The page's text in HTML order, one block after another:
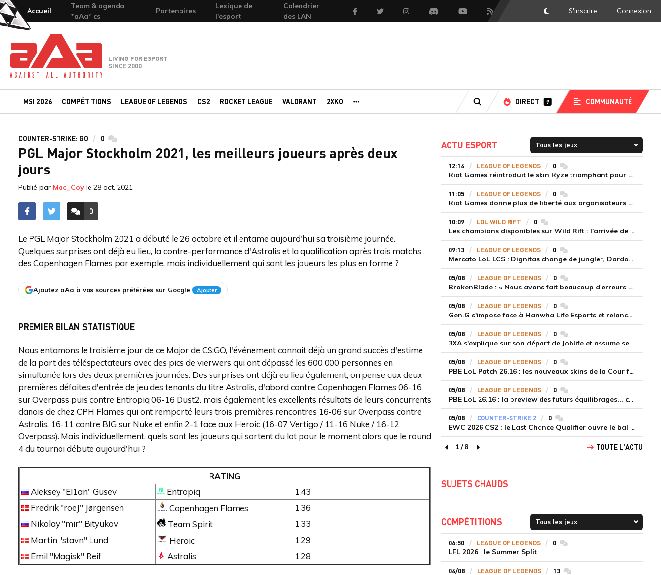
Accueil
Team & agenda
*aAa* cs
Partenaires
Lexique de
l'esport
Calendrier
des LAN
FacebookTwitter InstagramDiscord YoutubeFlux RSS DarkMode
S'inscrire Connexion
Team-aAa - against All authority
LIVING FOR ESPORT
SINCE 2000
MSI 2026 COMPÉTITIONS LEAGUE OF LEGENDS CS2 ROCKET LEAGUE VALORANT 2XKO
RECHERCHE
DIRECT 9 COMMUNAUTÉ
COUNTER-STRIKE: GO 0 commentaires
PGL Major Stockholm 2021, les meilleurs joueurs après deux
jours
Publié par Mac_Coy le 28 oct. 2021
ACCÉDER AUX
0
COMMENTAIRES
Le PGL Major Stockholm 2021 a débuté le 26 octobre et il entame aujourd'hui sa troisième journée.
Quelques surprises ont déjà eu lieu, la contre-performance d'Astralis et la qualification après trois matchs
des Copenhagen Flames par exemple, mais individuellement qui sont les joueurs les plus en forme ?
Ajoutez aAa à vos sources préférées sur Google Ajouter
PREMIER BILAN STATISTIQUE
Nous entamons le troisième jour de ce Major de CS:GO, l'événement connait déjà un grand succès d'estime
de la part des téléspectateurs avec des pics de vierwers qui ont dépassé les 600 000 personnes en
simultanée lors des deux premières journées. Des surprises ont déjà eu lieu également, on pense aux deux
premières défaites d'entrée de jeu des tenants du titre Astralis, d'abord contre Copenhagen Flames 06-16
sur Overpass puis contre Entropiq 06-16 Dust2, mais également les excellents résultats de leurs concurrents
danois de chez CPH Flames qui ont remporté leurs trois premières rencontres 16-06 sur Overpass contre
Astralis, 16-11 contre BIG sur Nuke et enfin 2-1 face aux Heroic (16-07 Vertigo / 11-16 Nuke / 16-12
Overpass). Mais individuellement, quels sont les joueurs qui sortent du lot pour le moment alors que le round
4 du tournoi débute aujourd'hui ?
RATING
Aleksey "El1an" Gusev
Entropiq
1,43
Fredrik "roeJ" Jørgensen
Copenhagen Flames
1,36
Nikolay "mir" Bityukov
Team Spirit
1,33
Martin "stavn" Lund
Heroic
1,29
Emil "Magisk" Reif
Astralis 1,28
ACTU ESPORT
12:14 LEAGUE OF LEGENDS 0commentaires
Riot Games réintroduit le skin Ryze triomphant pour récompenser la scène amateur
11:05 LEAGUE OF LEGENDS 0commentaires
Riot Games donne plus de liberté aux organisateurs de tournois locaux sur League of Legends
10:09 LOL WILD RIFT 0commentaires
Les champions disponibles sur Wild Rift : l'arrivée de Cho'Gath
09:13 LEAGUE OF LEGENDS 0commentaires
Mercato LoL LCS : Dignitas change de jungler, Dardoch fait son retour en LCS, eXyu annonce sa retraite
05/08 LEAGUE OF LEGENDS 0commentaires
BrokenBlade : « Nous avons fait beaucoup d'erreurs bêtes, mais une victoire reste une victoire et c'est une chose dont on peut se réjouir »
05/08 LEAGUE OF LEGENDS 0commentaires
Gen.G s'impose face à Hanwha Life Esports et relance sa dynamique en LCK
05/08 LEAGUE OF LEGENDS 0commentaires
3XA s'explique sur son départ de Joblife et assume ses torts
05/08 LEAGUE OF LEGENDS 0commentaires
PBE LoL Patch 26.16 : les nouveaux skins de la Cour féérique
05/08 LEAGUE OF LEGENDS 0commentaires
PBE LoL 26.16 : la preview des futurs équilibrages... coup d'arrêt pour les supports roamers
05/08 COUNTER-STRIKE 2 0commentaires
EWC 2026 CS2 : le Last Chance Qualifier ouvre le bal à Paris du 7 au 9 août
page précédente
1/8
page suivante
TOUTE L'ACTU
SUJETS CHAUDS
COMPÉTITIONS
06:50 LEAGUE OF LEGENDS 0commentaires
LFL 2026 : le Summer Split
04/08 LEAGUE OF LEGENDS 13commentaires